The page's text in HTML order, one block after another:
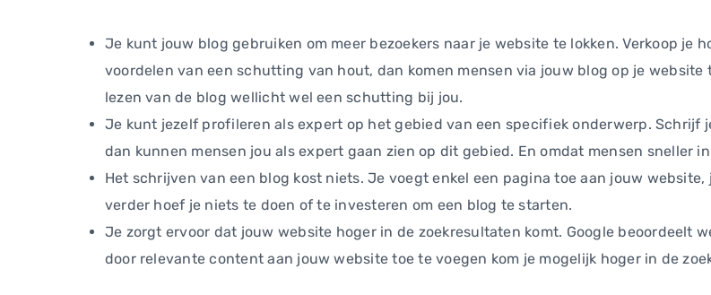
Je kunt jouw blog gebruiken om meer bezoekers naar je website te lokken. Verkoop
voordelen van een schutting van hout, dan komen mensen via jouw blog op je
lezen van de blog wellicht wel een schutting bij jou.
Je kunt jezelf profileren als expert op het gebied van een specifiek onderwerp.
dan kunnen mensen jou als expert gaan zien op dit gebied. En omdat mensen sneller
Het schrijven van een blog kost niets. Je voegt enkel een pagina toe aan jouw
verder hoef je niets te doen of te investeren om een blog te starten.
Je zorgt ervoor dat jouw website hoger in de zoekresultaten komt. Google beoordeelt
door relevante content aan jouw website toe te voegen kom je mogelijk hoger in de